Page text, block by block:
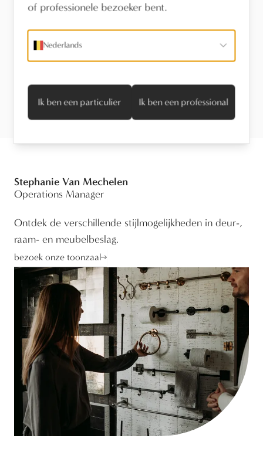
Stel een vraag
Technische informatie
Stephanie Van Mechelen
Operations Manager
Ontdek de verschillende stijlmogelijkheden in deur-,
raam- en meubelbeslag.
bezoek onze toonzaal
of professionele bezoeker bent.
Nederlands
Ik ben een particulier Ik ben een professional